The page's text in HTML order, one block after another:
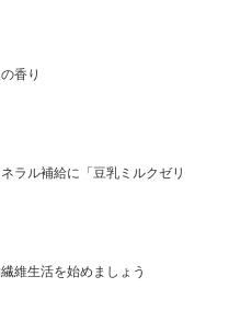
香り
ラル補給に「豆乳ミルクゼリ
維生活を始めましょう